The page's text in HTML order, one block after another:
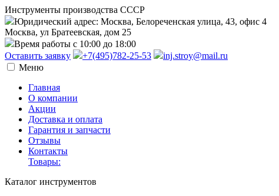
Инструменты производства СССР
Юридический адрес: Москва, Белореченская улица, 43, офис 4
Москва, ул Братеевская, дом 25
Время работы с 10:00 до 18:00
Оставить заявку
+7(495)782-25-53
inj.stroy@mail.ru
Меню
Главная
О компании
Акции
Доставка и оплата
Гарантия и запчасти
Отзывы
Контакты
Товары:
Каталог инструментов